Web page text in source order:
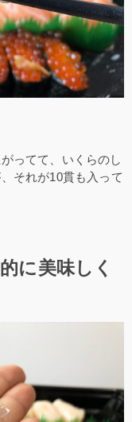
ってて、いくらのし
それが10貫も入って
に美味しく